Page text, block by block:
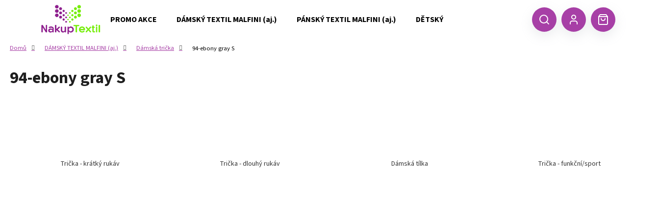
PROMO AKCE DÁMSKÝ TEXTIL MALFINI (aj.) PÁNSKÝ TEXTIL MALFINI (aj.) DĚTSKÝ TEXTIL MALFINI (aj.) ČEPICE, KŠILTOVKY, ŠÁTKY A
Hledat Nákupní
Domů DÁMSKÝ TEXTIL MALFINI (aj.) Dámská trička 94-ebony gray S
94-ebony gray S
Trička - krátký rukáv Trička - dlouhý rukáv Dámská tílka Trička - funkční/sport
Zpět
obchodu
Zpět
obchodu
Co potřebujete najít?